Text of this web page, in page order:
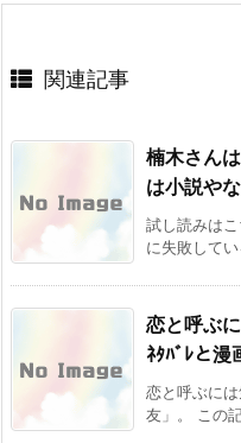
関連記事
楠木さん
は小説や
試し読みは
に失敗して
恋と呼ぶ
ﾈﾀﾊﾞﾚと
恋と呼ぶに
友」。 この